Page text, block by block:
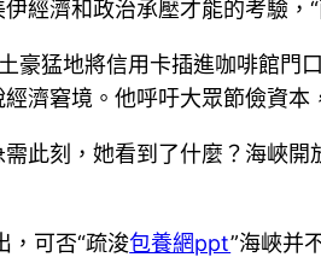
經濟和政治承壓才能的考驗，
豪猛地將信用卡插進咖啡館門
濟窘境。他呼吁大眾節儉資本
此刻，她看到了什麼？海峽
，可否“疏浚包養網ppt”海峽并